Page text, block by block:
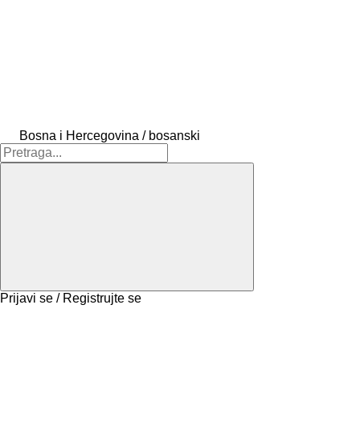
Bosna i Hercegovina / bosanski
Prijavi se / Registrujte se